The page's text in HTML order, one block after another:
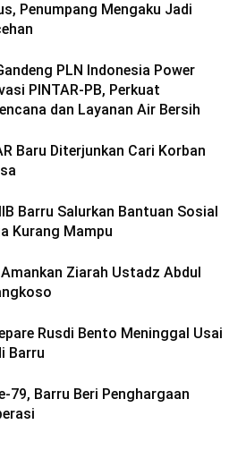
Penumpang Mengaku Jadi
PLN Indonesia Power
PINTAR-PB, Perkuat
dan Layanan Air Bersih
Baru Diterjunkan Cari Korban
Barru Salurkan Bantuan Sosial
Kurang Mampu
Ziarah Ustadz Abdul
Rusdi Bento Meninggal Usai
Barru
79, Barru Beri Penghargaan